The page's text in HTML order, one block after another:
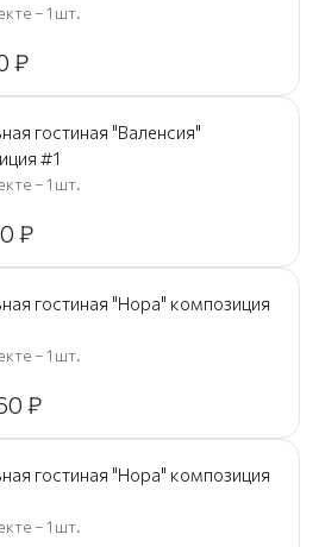
– 1 шт.
₽
гостиная "Валенсия"
#1
– 1 шт.
₽
гостиная "Нора" композиция
– 1 шт.
₽
гостиная "Нора" композиция
– 1 шт.